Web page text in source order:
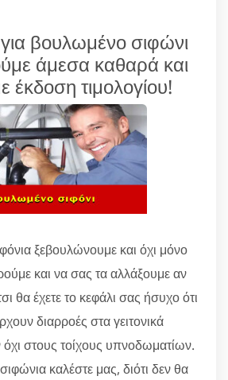
βουλωμένο σιφώνι
άμεσα καθαρά και
έκδοση τιμολογίου!
ξεβουλώνουμε και όχι μόνο
και να σας τα αλλάξουμε αν
θα έχετε το κεφάλι σας ήσυχο ότι
διαρροές στα γειτονικά
όχι στους τοίχους υπνοδωματίων.
καλέστε μας, διότι δεν θα